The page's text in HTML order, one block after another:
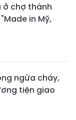
ở chợ thành
in Mỹ,
ngừa cháy,
tiện giao